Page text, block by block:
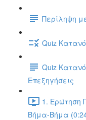
Περίληψη
Quiz
Quiz
Επεξηγήσεις
1. Ερώτηση
Βήμα-Βήμα